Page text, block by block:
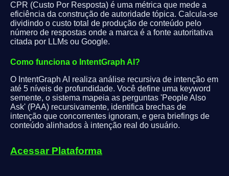
CPR (Custo Por Resposta) é uma métrica que mede a
eficiência da construção de autoridade tópica. Calcula-se
dividindo o custo total de produção de conteúdo pelo
número de respostas onde a marca é a fonte autoritativa
citada por LLMs ou Google.
Como funciona o IntentGraph AI?
O IntentGraph AI realiza análise recursiva de intenção em
até 5 níveis de profundidade. Você define uma keyword
semente, o sistema mapeia as perguntas 'People Also
Ask' (PAA) recursivamente, identifica brechas de
intenção que concorrentes ignoram, e gera briefings de
conteúdo alinhados à intenção real do usuário.
Acessar Plataforma